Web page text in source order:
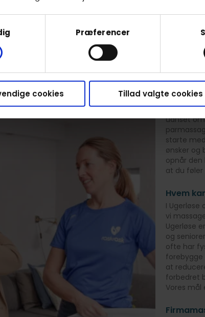
Præferencer
cookies Tillad valgte cookies
minutter og er inklusiv transport, forsikring og
Hos
uanset
starte
ønsker og
opnår den
at du
Hvem
I
vi
Ugerløse
og
ofte har
forebygge
at
forbedret
Vores